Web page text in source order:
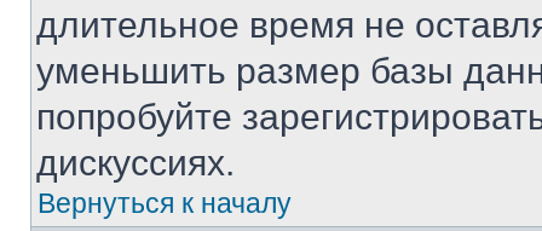
длительное время не
уменьшить размер базы
попробуйте
дискуссиях.
Вернуться к началу